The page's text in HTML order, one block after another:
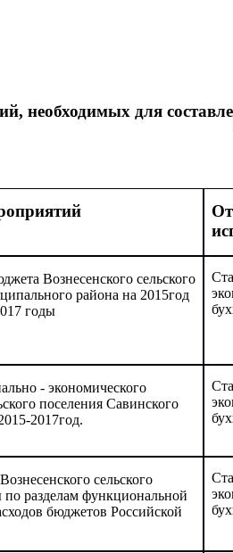
необходимых для
Вознесенского сельского
района на 2015год
годы
- экономического
поселения Савинского
2017год.
сельского
разделам функциональной
бюджетов Российской